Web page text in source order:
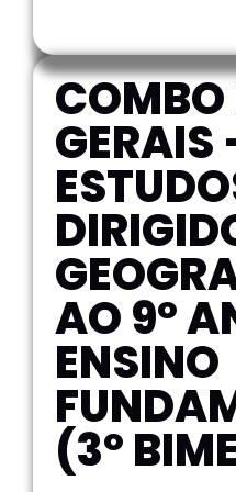
GERAIS
AO 9º
ENSINO
(3º